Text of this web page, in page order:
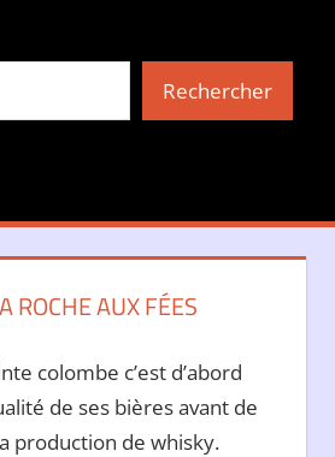
RechercherRechercher
ROCHE AUX FÉES
colombe c’est d’abord
de ses bières avant de
production de whisky.